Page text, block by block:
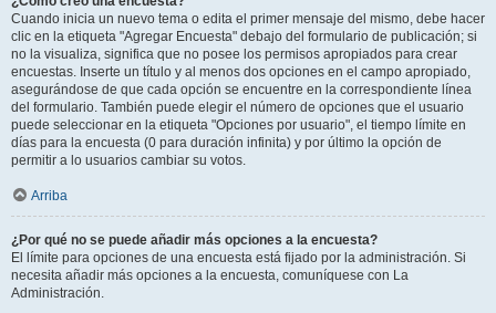
Cuando inicia un nuevo tema o edita el primer mensaje del mismo, debe hacer
clic en la etiqueta "Agregar Encuesta" debajo del formulario de publicación; si
no la visualiza, significa que no posee los permisos apropiados para crear
encuestas. Inserte un título y al menos dos opciones en el campo apropiado,
asegurándose de que cada opción se encuentre en la correspondiente línea
del formulario. También puede elegir el número de opciones que el usuario
puede seleccionar en la etiqueta "Opciones por usuario", el tiempo límite en
días para la encuesta (0 para duración infinita) y por último la opción de
permitir a lo usuarios cambiar su votos.
Arriba
¿Por qué no se puede añadir más opciones a la encuesta?
El límite para opciones de una encuesta está fijado por la administración. Si
necesita añadir más opciones a la encuesta, comuníquese con La
Administración.